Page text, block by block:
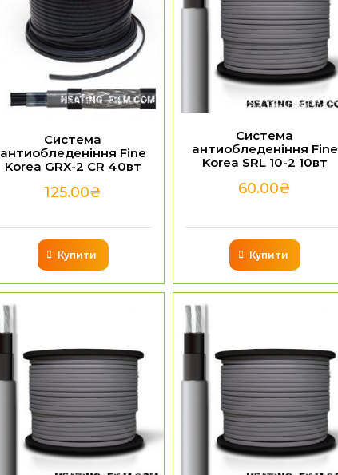
Система
антиобледеніння Fine
Korea GRX-2 CR 40вт
125.00₴
Купити
Система
антиобледеніння Fine
Korea SRL 10-2 10вт
60.00₴
Купити